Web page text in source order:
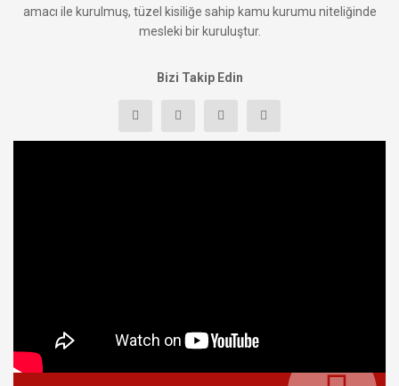
amacı ile kurulmuş, tüzel kisiliğe sahip kamu kurumu niteliğinde
mesleki bir kuruluştur.
Bizi Takip Edin